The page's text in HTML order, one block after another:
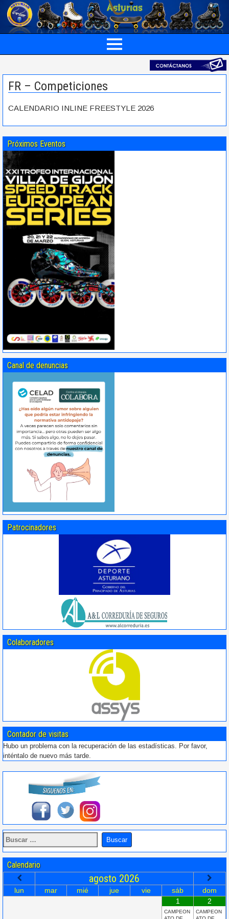
FR – Competiciones
CALENDARIO INLINE FREESTYLE 2026
Próximos Eventos
Canal de denuncias
Patrocinadores
Colaboradores
Contador de visitas
Hubo un problema con la recuperación de las estadísticas. Por favor,
inténtalo de nuevo más tarde.
Calendario
agosto 2026
lun mar mié jue vie sáb
dom
1
CAMPEON
2
CAMPEON